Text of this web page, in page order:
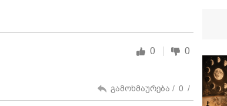
0 0
გამოხმაურება / 0 /